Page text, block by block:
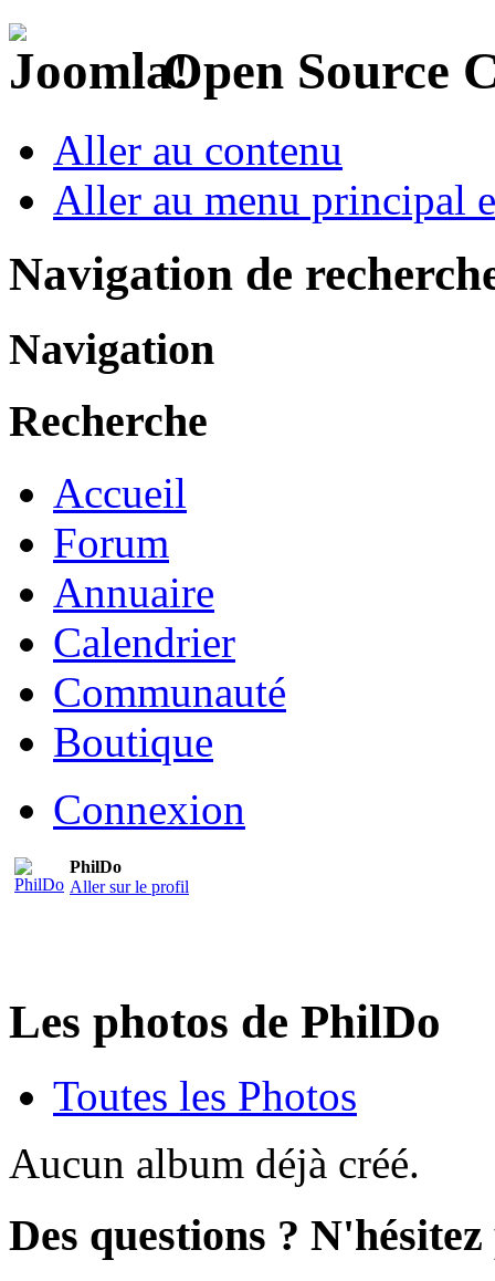
Open Source
Aller au contenu
Aller au menu principal
Navigation de
Navigation
Recherche
Accueil
Forum
Annuaire
Calendrier
Communauté
Boutique
Connexion
PhilDo
Aller sur le profil
Les photos de PhilDo
Toutes les Photos
Aucun album déjà créé.
Des questions ?